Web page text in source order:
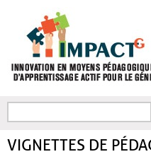
FORMULAIRE DE
VIGNETTES DE